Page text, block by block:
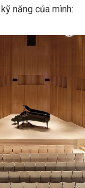
năng của mình: